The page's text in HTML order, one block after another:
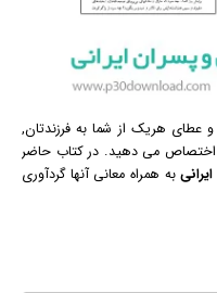
هریک از شما به فرزندتان,
اختصاص می دهید. در کتاب حاضر
به همراه معانی آنها گردآوری